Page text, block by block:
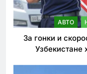
АВТО
За гонки и
Узбекистане